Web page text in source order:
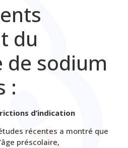
du
sodium
:
d’indication
récentes a montré que
préscolaire,